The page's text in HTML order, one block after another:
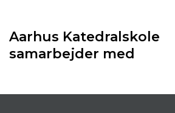
Aarhus Katedralskole
samarbejder med